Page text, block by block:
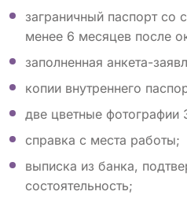
заграничный паспорт со
менее 6 месяцев после
заполненная анкета-
копии внутреннего
две цветные
справка с места работы;
выписка из банка,
состоятельность;